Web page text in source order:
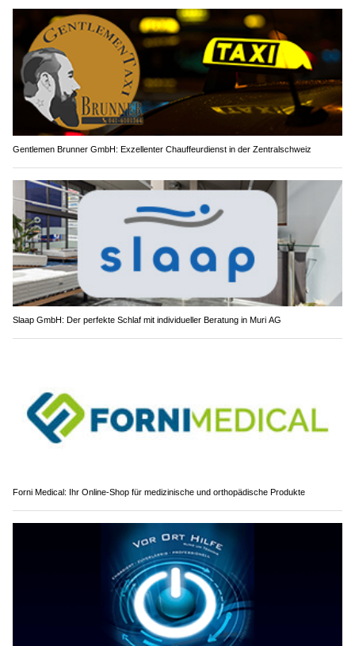
Gentlemen Brunner GmbH: Exzellenter Chauffeurdienst in der Zentralschweiz
Slaap GmbH: Der perfekte Schlaf mit individueller Beratung in Muri AG
Forni Medical: Ihr Online-Shop für medizinische und orthopädische Produkte